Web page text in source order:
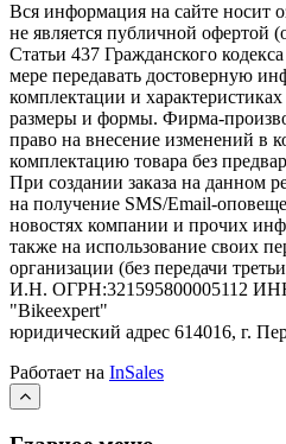
Вся информация на сайте носит
не является публичной офертой
Статьи 437 Гражданского
мере передавать достоверную
комплектации и
размеры и формы. Фирма-
право на внесение изменений в
комплектацию товара без
При создании заказа на данном
на получение SMS/Email-
новостях компании и прочих
также на использование своих
организации (без передачи
И.Н. ОГРН:321595800005112
"Bikeexpert"
юридический адрес 614016, г.
Работает на InSales